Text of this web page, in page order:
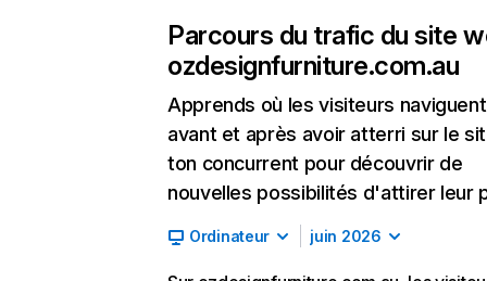
Parcours du trafic du site
ozdesignfurniture.com.au
Apprends où les visiteurs naviguent
avant et après avoir atterri sur le
ton concurrent pour découvrir de
nouvelles possibilités d'attirer leur
Ordinateur juin 2026